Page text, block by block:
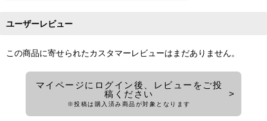
ユーザーレビュー
この商品に寄せられたカスタマーレビューはまだありません。
マイページにログイン後、レビューをご投
稿ください
※投稿は購入済み商品が対象となります